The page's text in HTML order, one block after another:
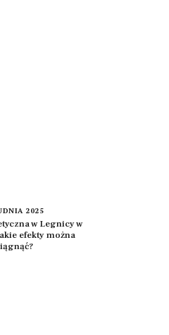
2025
w Legnicy w
efekty można